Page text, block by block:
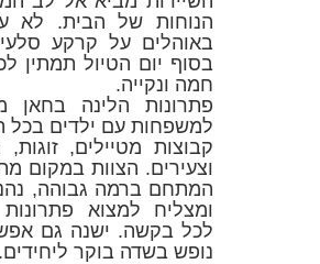
הנוחות של הבית. לא
באוהלים על קרקע
בסוף יום הטיול תמתין
חמה ונקייה.
פתרונות הלינה בחאן
למשפחות עם ילדים בכל
קבוצות מטיילים, זוגות,
וצעירים. הצוות במקום
המתחם ברמה גבוהה,
ומצליח למצוא
לכל בקשה. ישנה גם
נופש בשדה בוקר ליחידים.